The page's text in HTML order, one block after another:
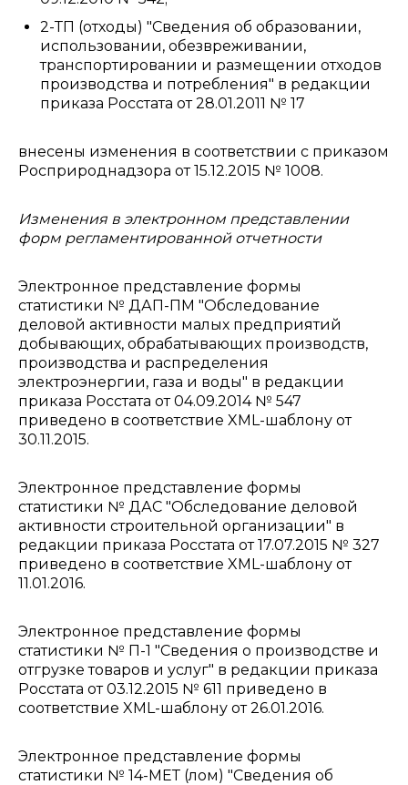
2-ТП (отходы) "Сведения об образовании,
использовании, обезвреживании,
транспортировании и размещении отходов
производства и потребления" в редакции
приказа Росстата от 28.01.2011 № 17
внесены изменения в соответствии с приказом
Росприроднадзора от 15.12.2015 № 1008.
Изменения в электронном представлении
форм регламентированной отчетности
Электронное представление формы
статистики № ДАП-ПМ "Обследование
деловой активности малых предприятий
добывающих, обрабатывающих производств,
производства и распределения
электроэнергии, газа и воды" в редакции
приказа Росстата от 04.09.2014 № 547
приведено в соответствие XML-шаблону от
30.11.2015.
Электронное представление формы
статистики № ДАС "Обследование деловой
активности строительной организации" в
редакции приказа Росстата от 17.07.2015 № 327
приведено в соответствие XML-шаблону от
11.01.2016.
Электронное представление формы
статистики № П-1 "Сведения о производстве и
отгрузке товаров и услуг" в редакции приказа
Росстата от 03.12.2015 № 611 приведено в
соответствие XML-шаблону от 26.01.2016.
Электронное представление формы
статистики № 14-МЕТ (лом) "Сведения об